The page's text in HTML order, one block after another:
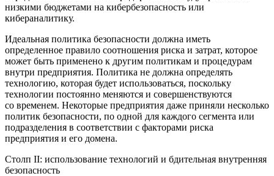
низкими бюджетами на кибербезопасность или
кибераналитику.
Идеальная политика безопасности должна иметь
определенное правило соотношения риска и затрат, которое
может быть применено к другим политикам и процедурам
внутри предприятия. Политика не должна определять
технологию, которая будет использоваться, поскольку
технологии постоянно меняются и совершенствуются
со временем. Некоторые предприятия даже приняли несколько
политик безопасности, по одной для каждого сегмента или
подразделения в соответствии с факторами риска
предприятия и его домена.
Столп II: использование технологий и бдительная внутренняя
безопасность